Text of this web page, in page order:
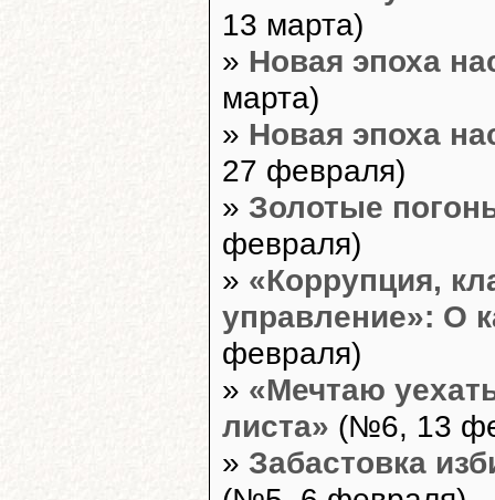
13 марта)
» Новая эпоха
марта)
» Новая эпоха
27 февраля)
» Золотые
февраля)
» «Коррупция,
управление»: О
февраля)
» «Мечтаю
листа» (№6, 13
» Забастовка